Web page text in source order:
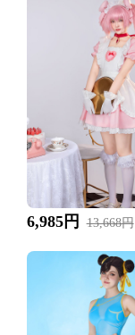
6,985円 13,668円